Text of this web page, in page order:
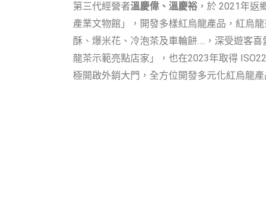
第三代經營者溫慶偉、溫慶裕 ，於 2021年返
產業文物館」，開發多樣紅烏龍產品，紅烏
酥、爆米花、冷泡茶及車輪餅….，深受遊客
龍茶示範亮點店家」，也在2023年取得
極開啟外銷大門，全方位開發多元化紅烏龍產